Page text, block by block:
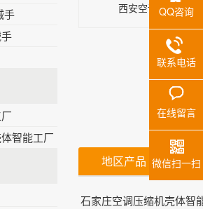
手
智能工厂
西安空调压缩机壳
地区产品
石家庄空调压缩机壳体智
QQ咨询
联系电话
在线留言
微信扫一扫